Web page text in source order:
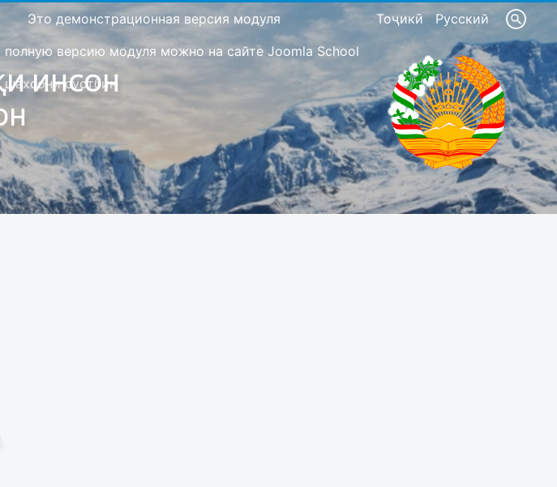
Тоҷикӣ Русский
Это демонстрационная версия модуля
полную версию модуля можно на сайте Joomla School
сустбин
ИНСОН